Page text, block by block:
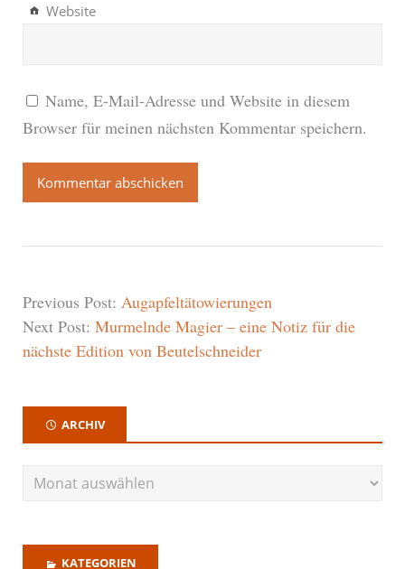
Website
Name, E-Mail-Adresse und Website in diesem
Browser für meinen nächsten Kommentar speichern.
Previous Post: Augapfeltätowierungen
Next Post: Murmelnde Magier – eine Notiz für die
nächste Edition von Beutelschneider
ARCHIV
KATEGORIEN